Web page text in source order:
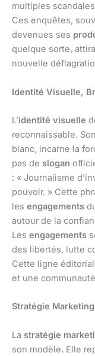
multiples
Ces enquêtes,
devenues ses
quelque sorte,
nouvelle
Identité Visuelle,
L’identité visuelle
reconnaissable. Son
blanc, incarne la
pas de slogan
: « Journalisme
pouvoir. » Cette
les engagements
autour de la
Les engagements
des libertés, lutte
Cette ligne
et une
Stratégie
La stratégie
son modèle. Elle